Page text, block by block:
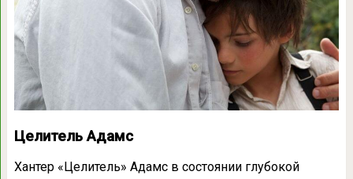
Целитель Адамс
Хантер «Целитель» Адамс в состоянии глубокой